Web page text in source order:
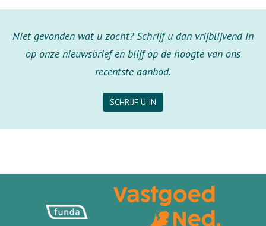
Niet gevonden wat u zocht? Schrijf u dan vrijblijvend in
op onze nieuwsbrief en blijf op de hoogte van ons
recentste aanbod.
SCHRIJF U IN